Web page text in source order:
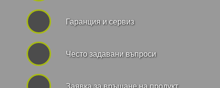
Гаранция и сервиз
Често задавани въпроси
Заявка за връщане на продукт